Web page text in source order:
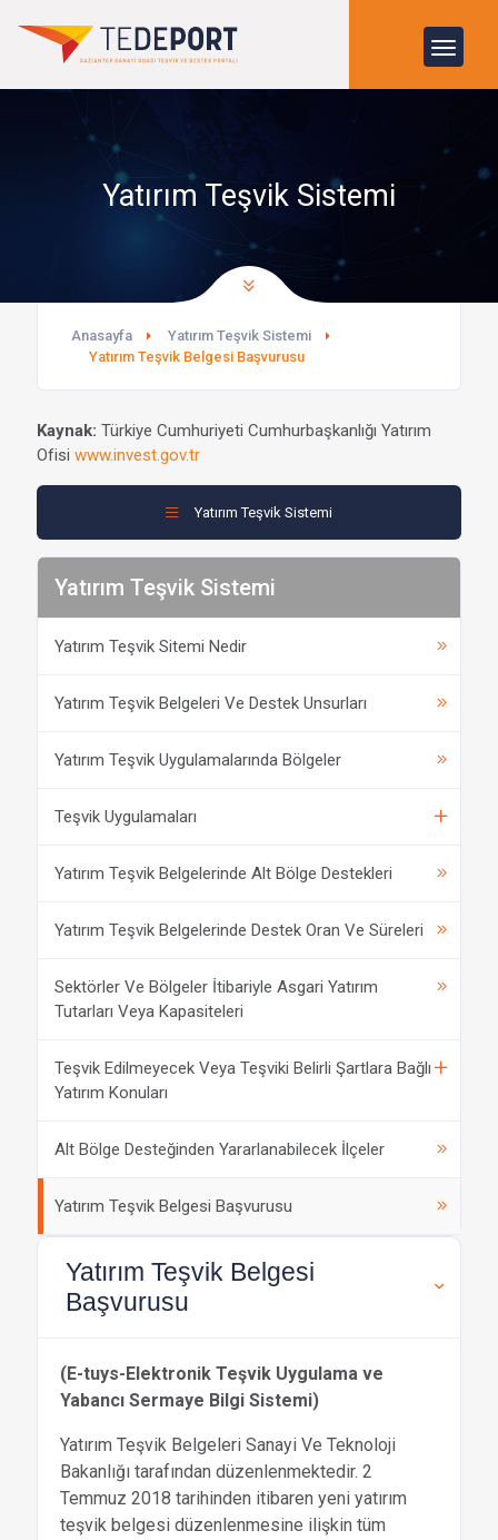
Yatırım Teşvik Sistemi
Anasayfa
Yatırım Teşvik Sistemi
Yatırım Teşvik Belgesi Başvurusu
Kaynak: Türkiye Cumhuriyeti Cumhurbaşkanlığı Yatırım
Ofisi www.invest.gov.tr
Yatırım Teşvik Sistemi
Yatırım Teşvik Sistemi
Yatırım Teşvik Sitemi Nedir
Yatırım Teşvik Belgeleri Ve Destek Unsurları
Yatırım Teşvik Uygulamalarında Bölgeler
Teşvik Uygulamaları
Yatırım Teşvik Belgelerinde Alt Bölge Destekleri
Yatırım Teşvik Belgelerinde Destek Oran Ve Süreleri
Sektörler Ve Bölgeler İtibariyle Asgari Yatırım
Tutarları Veya Kapasiteleri
Teşvik Edilmeyecek Veya Teşviki Belirli Şartlara Bağlı
Yatırım Konuları
Alt Bölge Desteğinden Yararlanabilecek İlçeler
Yatırım Teşvik Belgesi Başvurusu
Yatırım Teşvik Belgesi
Başvurusu
(E-tuys-Elektronik Teşvik Uygulama ve
Yabancı Sermaye Bilgi Sistemi)
Yatırım Teşvik Belgeleri Sanayi Ve Teknoloji
Bakanlığı tarafından düzenlenmektedir. 2
Temmuz 2018 tarihinden itibaren yeni yatırım
teşvik belgesi düzenlenmesine ilişkin tüm